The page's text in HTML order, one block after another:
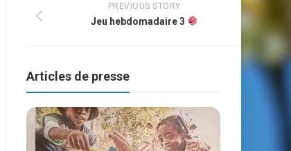
PREVIOUS STORY
Jeu hebdomadaire 3
Articles de presse